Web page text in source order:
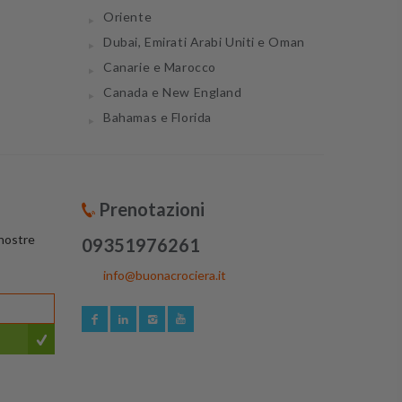
Oriente
Dubai, Emirati Arabi Uniti e Oman
Canarie e Marocco
Canada e New England
Bahamas e Florida
Prenotazioni
09351976261
info@buonacrociera.it